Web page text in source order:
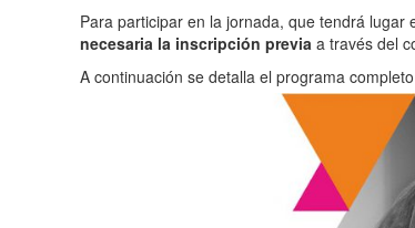
Para participar en la jornada, que tendrá lugar
necesaria la inscripción previa a través del
A continuación se detalla el programa